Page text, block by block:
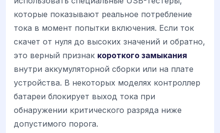
которые показывают реальное потребление
тока в момент попытки включения. Если ток
скачет от нуля до высоких значений и обратно,
это верный признак короткого замыкания
внутри аккумуляторной сборки или на плате
устройства. В некоторых моделях контроллер
батареи блокирует выход тока при
обнаружении критического разряда ниже
допустимого порога.